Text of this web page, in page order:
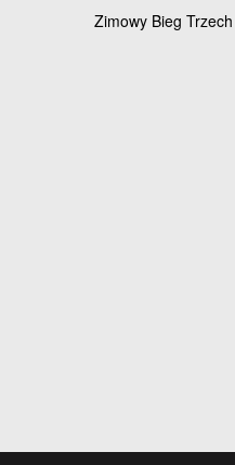
Zimowy Bieg